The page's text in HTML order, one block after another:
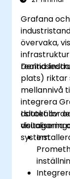
Lära sig
Guard
praxis
och
Grafana
övervaka,
Denna
plats) riktar
mellannivå
integrera
datakällor
system.
I slutet av
deltagarna